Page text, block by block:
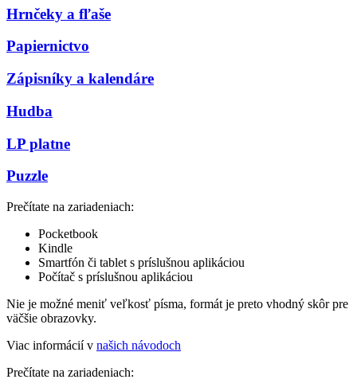
Hrnčeky a fľaše
Papiernictvo
Zápisníky a kalendáre
Hudba
LP platne
Puzzle
Prečítate na zariadeniach:
Pocketbook
Kindle
Smartfón či tablet s príslušnou aplikáciou
Počítač s príslušnou aplikáciou
Nie je možné meniť veľkosť písma, formát je preto vhodný skôr pre
väčšie obrazovky.
Viac informácií v našich návodoch
Prečítate na zariadeniach: